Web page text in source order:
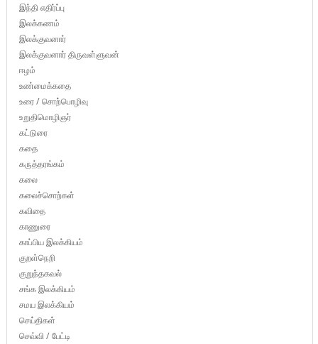
இந்தி எதிர்ப்பு
இலக்கணம்
இலக்குவனார்
இலக்குவனார் திருவள்ளுவன்
ஈழம்
உண்மைக்கதை
உரை / சொற்பொழிவு
உறுதிமொழிஞர்
கட்டுரை
கதை
கருத்தரங்கம்
கலை
கலைச்சொற்கள்
கவிதை
காணுரை
காப்பிய இலக்கியம்
குறள்நெறி
குறுந்தகவல்
சங்க இலக்கியம்
சமய இலக்கியம்
செய்திகள்
செவ்வி / பேட்டி